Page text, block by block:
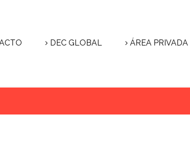
DEC GLOBAL ÁREA PRIVADA